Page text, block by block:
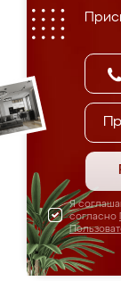
Я
согласно